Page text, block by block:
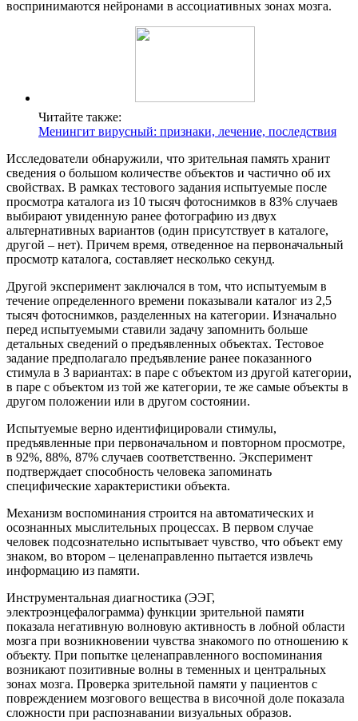
воспринимаются нейронами в ассоциативных зонах мозга.
Читайте также:
Менингит вирусный: признаки, лечение, последствия
Исследователи обнаружили, что зрительная память хранит
сведения о большом количестве объектов и частично об их
свойствах. В рамках тестового задания испытуемые после
просмотра каталога из 10 тысяч фотоснимков в 83% случаев
выбирают увиденную ранее фотографию из двух
альтернативных вариантов (один присутствует в каталоге,
другой – нет). Причем время, отведенное на первоначальный
просмотр каталога, составляет несколько секунд.
Другой эксперимент заключался в том, что испытуемым в
течение определенного времени показывали каталог из 2,5
тысяч фотоснимков, разделенных на категории. Изначально
перед испытуемыми ставили задачу запомнить больше
детальных сведений о предъявленных объектах. Тестовое
задание предполагало предъявление ранее показанного
стимула в 3 вариантах: в паре с объектом из другой категории,
в паре с объектом из той же категории, те же самые объекты в
другом положении или в другом состоянии.
Испытуемые верно идентифицировали стимулы,
предъявленные при первоначальном и повторном просмотре,
в 92%, 88%, 87% случаев соответственно. Эксперимент
подтверждает способность человека запоминать
специфические характеристики объекта.
Механизм воспоминания строится на автоматических и
осознанных мыслительных процессах. В первом случае
человек подсознательно испытывает чувство, что объект ему
знаком, во втором – целенаправленно пытается извлечь
информацию из памяти.
Инструментальная диагностика (ЭЭГ,
электроэнцефалограмма) функции зрительной памяти
показала негативную волновую активность в лобной области
мозга при возникновении чувства знакомого по отношению к
объекту. При попытке целенаправленного воспоминания
возникают позитивные волны в теменных и центральных
зонах мозга. Проверка зрительной памяти у пациентов с
повреждением мозгового вещества в височной доле показала
сложности при распознавании визуальных образов.